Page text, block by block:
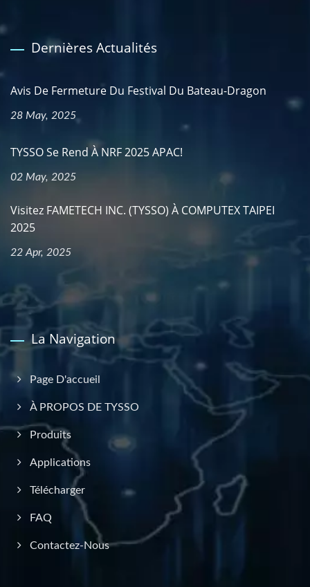
Dernières Actualités
Avis De Fermeture Du Festival Du Bateau-Dragon
28 May, 2025
TYSSO Se Rend À NRF 2025 APAC!
02 May, 2025
Visitez FAMETECH INC. (TYSSO) À COMPUTEX TAIPEI
2025
22 Apr, 2025
La Navigation
Page D'accueil
À PROPOS DE TYSSO
Produits
Applications
Télécharger
FAQ
Contactez-Nous